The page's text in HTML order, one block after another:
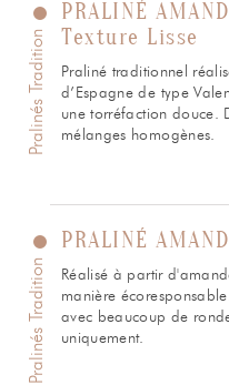
Actualités
Contacts
Mentions légales Gestion des
+ 33 4 90 87 00 10
Pralinés Tradition
PRALINÉ
Texture Lisse
Praliné traditionnel
d’Espagne de type
une torréfaction douce.
mélanges homogènes.
Pralinés Tradition
PRALINÉ
Réalisé à partir
manière
avec beaucoup de
uniquement.